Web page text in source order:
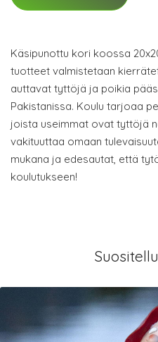
Käsipunottu kori koossa
tuotteet valmistetaan
auttavat tyttöjä ja poikia
Pakistanissa. Koulu tarjoaa
joista useimmat ovat tyttöjä
vakituuttaa omaan
mukana ja edesautat, että
koulutukseen!